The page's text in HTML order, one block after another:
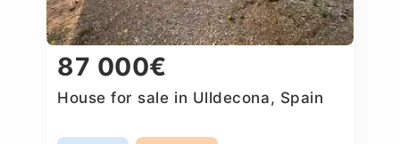
87 000€
House for sale in Ulldecona, Spain